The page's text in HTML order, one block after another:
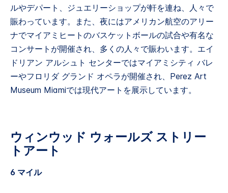
ルやデパート、ジュエリーショップが軒を連ね、人々で
賑わっています。また、夜にはアメリカン航空のアリー
ナでマイアミヒートのバスケットボールの試合や有名な
コンサートが開催され、多くの人々で賑わいます。エイ
ドリアン アルシュト センターではマイアミシティ バレ
ーやフロリダ グランド オペラが開催され、Perez Art
Museum Miamiでは現代アートを展示しています。
ウィンウッド ウォールズ ストリー
トアート
6 マイル